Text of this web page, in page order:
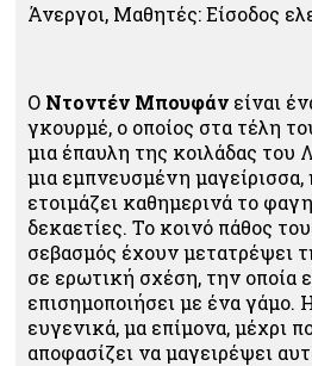
Άνεργοι, Μαθητές: Είσοδος
Ο Ντοντέν Μπουφάν είναι
γκουρμέ, ο οποίος στα τέλη
μια έπαυλη της κοιλάδας του
μια εμπνευσμένη μαγείρισσα,
ετοιμάζει καθημερινά το
δεκαετίες. Το κοινό πάθος
σεβασμός έχουν μετατρέψει
σε ερωτική σχέση, την οποία
επισημοποιήσει με ένα γάμο.
ευγενικά, μα επίμονα, μέχρι
αποφασίζει να μαγειρέψει